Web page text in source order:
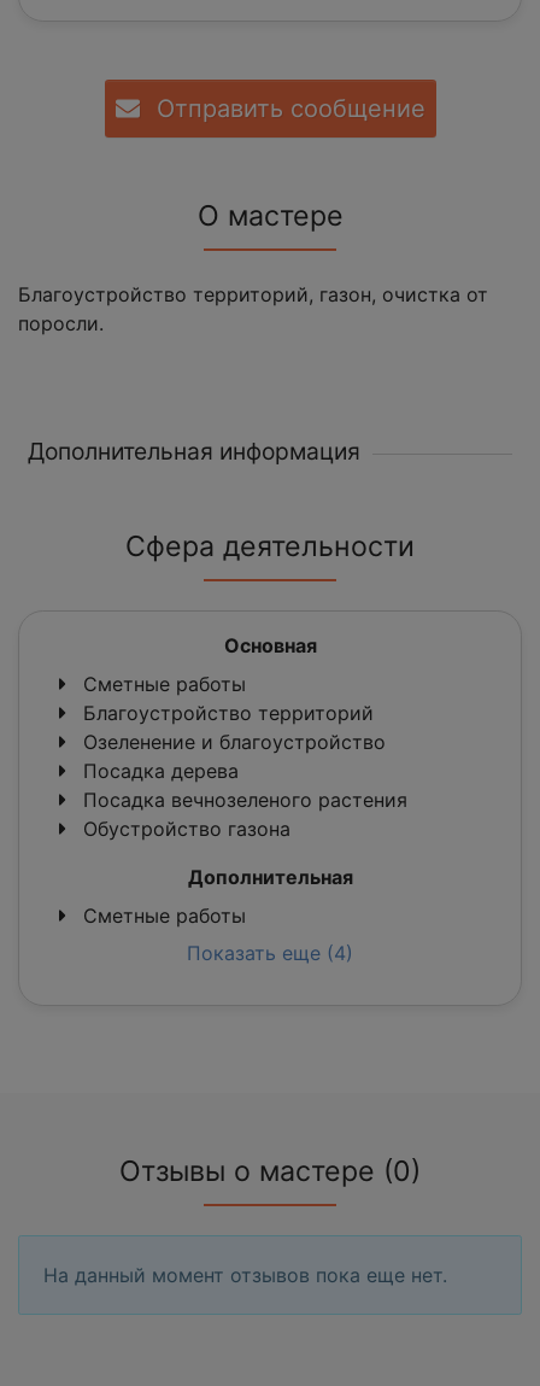
Отправить сообщение
О мастере
Благоустройство территорий, газон, очистка от
поросли.
Дополнительная информация
Сфера деятельности
Основная
Сметные работы
Благоустройство территорий
Озеленение и благоустройство
Посадка дерева
Посадка вечнозеленого растения
Обустройство газона
Дополнительная
Сметные работы
Показать еще (4)
Отзывы о мастере (0)
На данный момент отзывов пока еще нет.